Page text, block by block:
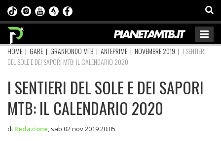
HOME | GARE | GRANFONDO MTB | ANTEPRIME | NOVEMBRE 2019 | I SENTIERI
DEL SOLE E DEI SAPORI MTB: IL CALENDARIO 2020
I SENTIERI DEL SOLE E DEI SAPORI
MTB: IL CALENDARIO 2020
di Redazione sab 02 nov 2019 20:05